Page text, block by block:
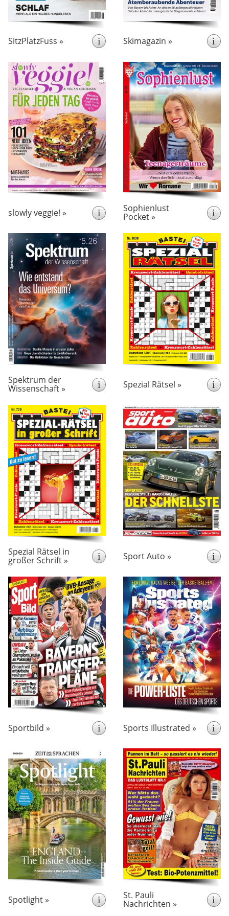
SitzPlatzFuss » i
Diskussionsrunden
aufbereitet.
Skimagazin » i
slowly veggie! » i
erscheint 7x pro Jahr
slowly veggie!
zeigt Rezepte
und Anleitungen für
fleischlose Gerichte,
Wissenswertes über
vegetarische und vegane
Zutaten
sowie Restaurant
Tipps mit vegetarischer und
veganer Küche.
Sophienlust
Pocket » i
erscheint 13x pro Jahr
Die Familienromanserie
Sophienlust dreht sich um
ein Kinderheim für Kinder
jeden Alters in Not.
Sophienlust Pocket
enthält
3 Geschichten im
handlichen Pocketformat.
Spektrum der
Wissenschaft » i
erscheint monatlich
Monatlich informiert die
deutschsprachige Ausgabe
von Scientific American
über
aktuelle
Entwicklungen in
Wissenschaft, Forschung &
Technik.
Spezial Rätsel » i
erscheint wöchentlich
„Spezial Rätsel” - die
Rätselzeitung
mit viel
Rätselspass und
mit vielen
Preisen und Gewinnen
.
Spezial Rätsel in
großer Schrift » i
erscheint 14-täglich
Spezial Rätsel in großer
Schrift
- die Rätselzeitung
mit viel Rätselspass und mit
vielen Preisen und
Gewinnen.
Das ganze Heft
ist in extra großer Schrift
besonders gut lesbar.
Sport Auto » i
erscheint 13x pro Jahr
Sport Auto bringt in jeder
Ausgabe zahlreiche Tests
für ausschließlich
leistungsstarke und
sportliche Fahrzeuge. Dazu
ausführliche
Hintergrundberichte aus
der Welt des Motorsports.
Sportbild » i
erscheint wöchentlich
Jede Woche aktuelle
Berichte rund um Fussball
und weitere Sportarten.
Mit Extra TV-Teil für alle
Sportsendungen.
Sports Illustrated » i
erscheint 6x pro Jahr
Sports Illustrated ist das
Sport-Magazin, bei dem
sich nicht alles nur um
Fußball dreht.
Nach dem
Vorbild der US-
amerikanischen Ausgabe
berichtet die Zeitschrift
Sports Illustrated über
Basketball, Football, Golf,
Motorsport, Athletics,
Eishockey und Tennis.
Spotlight » i
erscheint 14x pro Jahr
Auf einzigartige Weise
verbindet Spotlight
interessante Beiträge aus
Kunst, Kultur, Politik und
Gesellschaft mit der
Vermittlung von Englisch-
Kenntnissen.
Die Artikel
beziehen sich dabei stets
auf die gesamte
englischsprachige Welt.
St. Pauli
Nachrichten » i
erscheint 6x pro Jahr
„St. Pauli Nachrichten”
liefert
Insider-
Informationen
rund um
den
Hamburger Kiez
.
Spannende Reportagen und
erotische Fotos - da ist für
jeden etwas dabei!